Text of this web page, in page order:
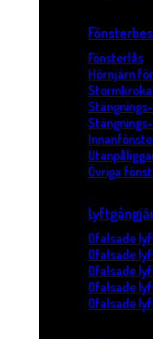
Fönsterlås
Hörnjärn
Övriga
Ofalsade
Ofalsade
Ofalsade
Ofalsade
Ofalsade